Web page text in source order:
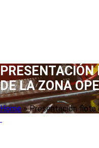
DE LA ZONA
Home »Presentación flota